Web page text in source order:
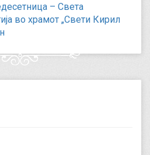
– Света
во храмот „Свети Кирил